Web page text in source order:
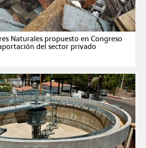
Naturales propuesto en Congreso
del sector privado